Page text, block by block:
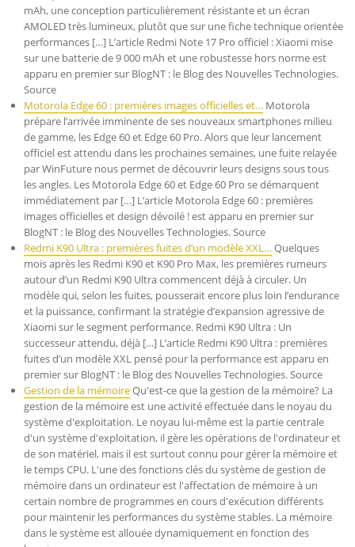
mAh, une conception particulièrement résistante et un écran
AMOLED très lumineux, plutôt que sur une fiche technique orientée
performances […] L’article Redmi Note 17 Pro officiel : Xiaomi mise
sur une batterie de 9 000 mAh et une robustesse hors norme est
apparu en premier sur BlogNT : le Blog des Nouvelles Technologies.
Source
Motorola Edge 60 : premières images officielles et… Motorola
prépare l’arrivée imminente de ses nouveaux smartphones milieu
de gamme, les Edge 60 et Edge 60 Pro. Alors que leur lancement
officiel est attendu dans les prochaines semaines, une fuite relayée
par WinFuture nous permet de découvrir leurs designs sous tous
les angles. Les Motorola Edge 60 et Edge 60 Pro se démarquent
immédiatement par […] L’article Motorola Edge 60 : premières
images officielles et design dévoilé ! est apparu en premier sur
BlogNT : le Blog des Nouvelles Technologies. Source
Redmi K90 Ultra : premières fuites d’un modèle XXL…Quelques
mois après les Redmi K90 et K90 Pro Max, les premières rumeurs
autour d’un Redmi K90 Ultra commencent déjà à circuler. Un
modèle qui, selon les fuites, pousserait encore plus loin l’endurance
et la puissance, confirmant la stratégie d’expansion agressive de
Xiaomi sur le segment performance. Redmi K90 Ultra : Un
successeur attendu, déjà […] L’article Redmi K90 Ultra : premières
fuites d’un modèle XXL pensé pour la performance est apparu en
premier sur BlogNT : le Blog des Nouvelles Technologies. Source
Gestion de la mémoireQu'est-ce que la gestion de la mémoire? La
gestion de la mémoire est une activité effectuée dans le noyau du
système d'exploitation. Le noyau lui-même est la partie centrale
d'un système d'exploitation, il gère les opérations de l'ordinateur et
de son matériel, mais il est surtout connu pour gérer la mémoire et
le temps CPU. L'une des fonctions clés du système de gestion de
mémoire dans un ordinateur est l'affectation de mémoire à un
certain nombre de programmes en cours d'exécution différents
pour maintenir les performances du système stables. La mémoire
dans le système est allouée dynamiquement en fonction des